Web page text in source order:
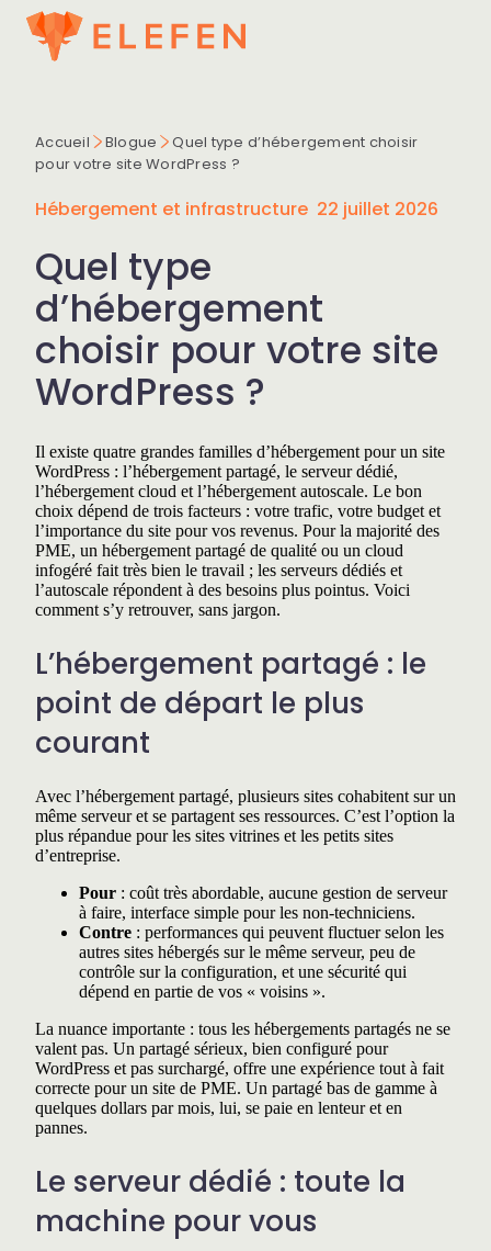
Aller
contenu
Services
Voir tous les services
Conception de site web
Boutique en ligne
Portail client et espace membres
Réservation en ligne
Maintenance
Solutions IA
Chatbots et assistants virtuels
AI SEO et GEO
Agents IA et automatisations
Sécurité et conformité IA
Refonte et optimisation
Hébergement
Référencement SEO et GEO
Services complémentaires
Design graphique
Rédaction et traduction
Stratégie de marque
TI et cybersécurité
Secteurs
Voir tous les secteurs
CPE et bureau coordonnateur
Construction
Garage automobile
OSBL
Restaurant et commerce
Clinique de santé
Services professionnels
Tourisme et culture
Industrie manufacturière
Résidences, camps et loisirs
Votre secteur n’est pas listé ? On s’adapte à toutes
les réalités — parlez-nous de la vôtre
Portfolio
Ressources
Voir toutes les ressources
Checklist Loi 25
Checklist sécurité WordPress
Guide de refonte
Glossaire IA pour PME
Analyse de votre site
Survivre à la recherche IA
Le cache expliqué
Contact
Accueil Blogue
Quel type d’hébergement choisir
pour votre site WordPress ?
Hébergement et infrastructure 22 juillet 2026
Quel type
d’hébergement
choisir pour votre site
WordPress ?
Il existe quatre grandes familles d’hébergement pour un site
WordPress : l’hébergement partagé, le serveur dédié,
l’hébergement cloud et l’hébergement autoscale. Le bon
choix dépend de trois facteurs : votre trafic, votre budget et
l’importance du site pour vos revenus. Pour la majorité des
PME, un hébergement partagé de qualité ou un cloud
infogéré fait très bien le travail ; les serveurs dédiés et
l’autoscale répondent à des besoins plus pointus. Voici
comment s’y retrouver, sans jargon.
L’hébergement partagé : le
point de départ le plus
courant
Avec l’hébergement partagé, plusieurs sites cohabitent sur un
même serveur et se partagent ses ressources. C’est l’option la
plus répandue pour les sites vitrines et les petits sites
d’entreprise.
Pour : coût très abordable, aucune gestion de serveur
à faire, interface simple pour les non-techniciens.
Contre : performances qui peuvent fluctuer selon les
autres sites hébergés sur le même serveur, peu de
contrôle sur la configuration, et une sécurité qui
dépend en partie de vos « voisins ».
La nuance importante : tous les hébergements partagés ne se
valent pas. Un partagé sérieux, bien configuré pour
WordPress et pas surchargé, offre une expérience tout à fait
correcte pour un site de PME. Un partagé bas de gamme à
quelques dollars par mois, lui, se paie en lenteur et en
pannes.
Le serveur dédié : toute la
machine pour vous